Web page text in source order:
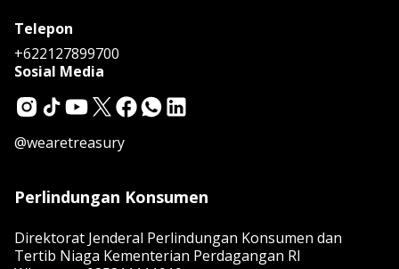
Telepon
+622127899700
Sosial Media
@wearetreasury
Perlindungan Konsumen
Direktorat Jenderal Perlindungan Konsumen dan
Tertib Niaga Kementerian Perdagangan RI